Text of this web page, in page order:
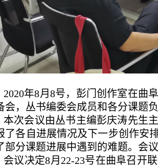
2020年8月8号，彭门创作室在曲
会，丛书编委会成员和各分课题
本次会议由丛书主编彭庆涛先生
了各自进展情况及下一步创作安
部分课题进展中遇到的难题。会
会议决定8月22-23号在曲阜召开